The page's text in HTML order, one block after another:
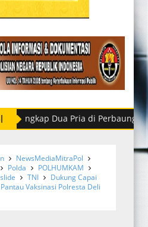
Dua Pria di Perbaungan
NewsMediaMitraPol
Polda
POLHUMKAM
slide TNI
Dukung Capai
Vaksinasi Polresta Deli